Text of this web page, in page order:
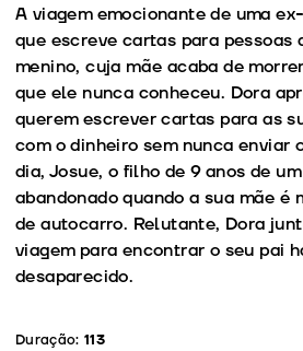
A viagem emocionante de uma
que escreve cartas para pessoas
menino, cuja mãe acaba de
que ele nunca conheceu. Dora
querem escrever cartas para as
com o dinheiro sem nunca enviar
dia, Josue, o filho de 9 anos de
abandonado quando a sua mãe é
de autocarro. Relutante, Dora
viagem para encontrar o seu pai
desaparecido.
Duração: 113